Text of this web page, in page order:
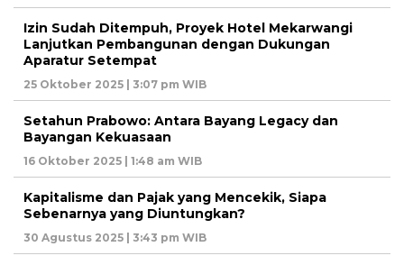
Izin Sudah Ditempuh, Proyek Hotel Mekarwangi
Lanjutkan Pembangunan dengan Dukungan
Aparatur Setempat
25 Oktober 2025 | 3:07 pm WIB
Setahun Prabowo: Antara Bayang Legacy dan
Bayangan Kekuasaan
16 Oktober 2025 | 1:48 am WIB
Kapitalisme dan Pajak yang Mencekik, Siapa
Sebenarnya yang Diuntungkan?
30 Agustus 2025 | 3:43 pm WIB